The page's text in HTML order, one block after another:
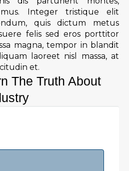
Integer tristique elit
quis dictum metus
felis sed eros porttitor
magna, tempor in blandit
laoreet nisl massa, at
et.
The Truth About